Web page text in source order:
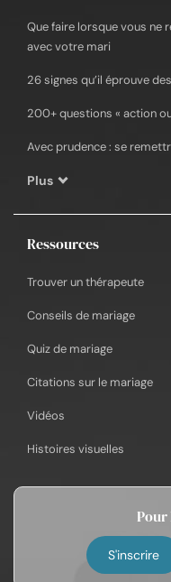
Que faire lorsque vous ne
avec votre mari
26 signes qu’il éprouve
200+ questions « action
Avec prudence : se
Plus
Ressources
Trouver un thérapeute
Conseils de mariage
Quiz de mariage
Citations sur le mariage
Vidéos
Histoires visuelles
S'inscrire